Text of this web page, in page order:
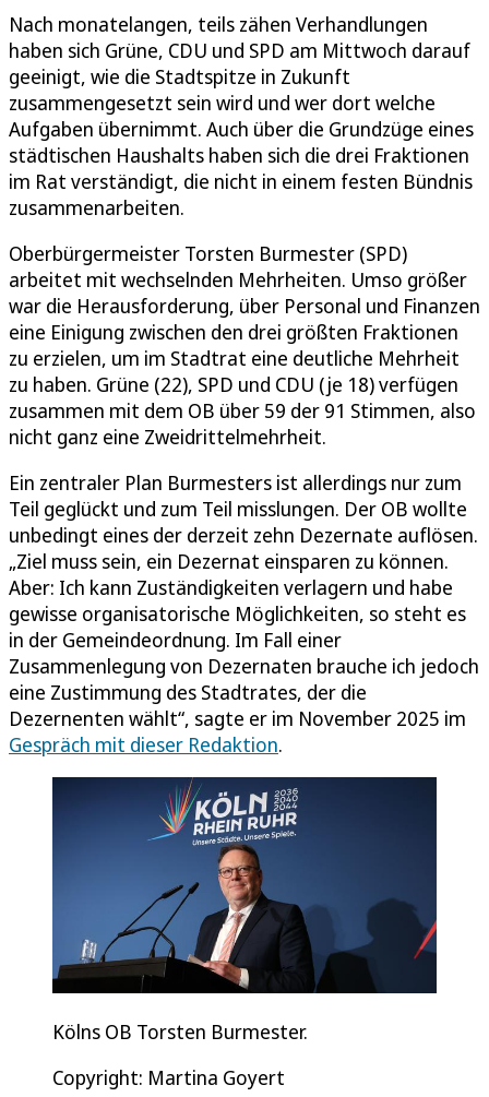
Nach monatelangen, teils zähen Verhandlungen
haben sich Grüne, CDU und SPD am Mittwoch darauf
geeinigt, wie die Stadtspitze in Zukunft
zusammengesetzt sein wird und wer dort welche
Aufgaben übernimmt. Auch über die Grundzüge eines
städtischen Haushalts haben sich die drei Fraktionen
im Rat verständigt, die nicht in einem festen Bündnis
zusammenarbeiten.
Oberbürgermeister Torsten Burmester (SPD)
arbeitet mit wechselnden Mehrheiten. Umso größer
war die Herausforderung, über Personal und Finanzen
eine Einigung zwischen den drei größten Fraktionen
zu erzielen, um im Stadtrat eine deutliche Mehrheit
zu haben. Grüne (22), SPD und CDU (je 18) verfügen
zusammen mit dem OB über 59 der 91 Stimmen, also
nicht ganz eine Zweidrittelmehrheit.
Ein zentraler Plan Burmesters ist allerdings nur zum
Teil geglückt und zum Teil misslungen. Der OB wollte
unbedingt eines der derzeit zehn Dezernate auflösen.
„Ziel muss sein, ein Dezernat einsparen zu können.
Aber: Ich kann Zuständigkeiten verlagern und habe
gewisse organisatorische Möglichkeiten, so steht es
in der Gemeindeordnung. Im Fall einer
Zusammenlegung von Dezernaten brauche ich jedoch
eine Zustimmung des Stadtrates, der die
Dezernenten wählt“, sagte er im November 2025 im
Gespräch mit dieser Redaktion.
Kölns OB Torsten Burmester.
Copyright: Martina Goyert